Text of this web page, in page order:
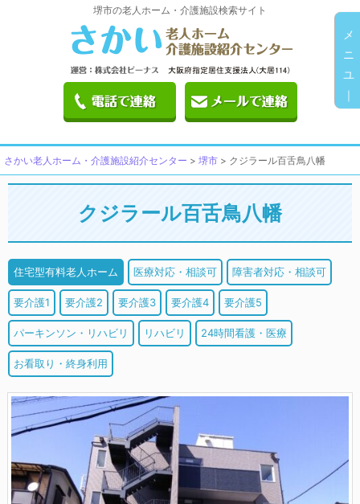
堺市の老人ホーム・介護施設検索サイト
さかい老人ホーム・介護施設紹介センター > 堺市 > クジラール百舌鳥八幡
クジラール百舌鳥八幡
住宅型有料老人ホーム 医療対応・相談可 障害者対応・相談可
要介護1 要介護2 要介護3 要介護4 要介護5
パーキンソン・リハビリ リハビリ 24時間看護・医療
お看取り・終身利用
メ
ニ
ユ
｜